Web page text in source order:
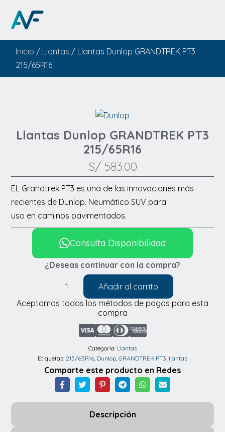
Inicio / Llantas / Llantas Dunlop GRANDTREK PT3
215/65R16
Llantas Dunlop GRANDTREK PT3
215/65R16
S/583.00
EL Grandtrek PT3 es una de las innovaciones más
recientes de Dunlop. Neumático SUV para
uso en caminos pavimentados.
¿Deseas continuar con la compra?
Llantas
Dunlop
cantidad
Añadir al carrito
Categoría: Llantas
Etiquetas: 215/65R16, Dunlop, GRANDTREK PT3, llantas
Consulta Disponibilidad
Aceptamos todos los métodos de pagos para esta
compra
Comparte este producto en Redes
Descripción